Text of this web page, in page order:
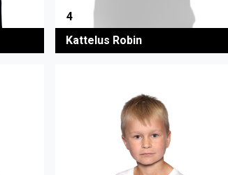
4
Kattelus Robin